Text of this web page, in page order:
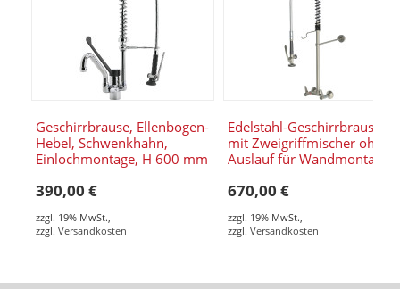
Geschirrbrause, Ellenbogen-
Hebel, Schwenkhahn,
Einlochmontage, H 600 mm
390,00 €
zzgl. 19% MwSt.
zzgl. Versandkosten
Edelstahl-Geschirrbrause
mit Zweigriffmischer ohne
Auslauf für Wandmontage
670,00 €
zzgl. 19% MwSt.
zzgl. Versandkosten